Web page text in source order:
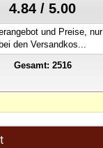
4.84 / 5.00
und Preise, nur
bei den Versandkos...
Gesamt: 2516